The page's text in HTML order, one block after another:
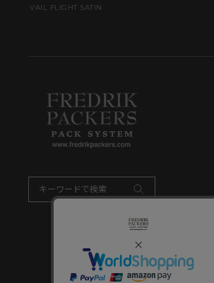
VAIL FLIGHT SATIN